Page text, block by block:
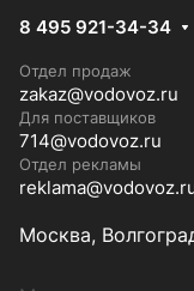
8 495 921-34-34
Отдел продаж
zakaz@vodovoz.ru
Для поставщиков
714@vodovoz.ru
Отдел рекламы
Москва,